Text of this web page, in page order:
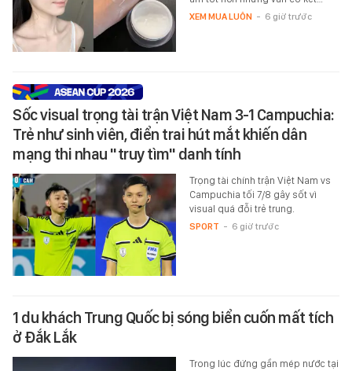
XEM MUA LUÔN - 6 giờ trước
Sốc visual trọng tài trận Việt Nam 3-1 Campuchia:
Trẻ như sinh viên, điển trai hút mắt khiến dân
mạng thi nhau "truy tìm" danh tính
Trọng tài chính trận Việt Nam vs
Campuchia tối 7/8 gây sốt vì
visual quá đỗi trẻ trung.
SPORT - 6 giờ trước
1 du khách Trung Quốc bị sóng biển cuốn mất tích
ở Đắk Lắk
Trong lúc đứng gần mép nước tại